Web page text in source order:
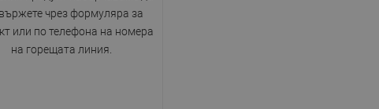
чрез формуляра за
или по телефона на номера
на горещата линия.